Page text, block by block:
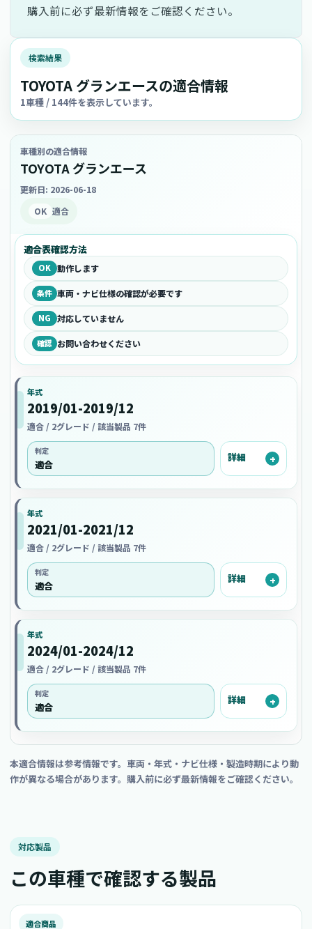
購入前に必ず最新情報をご確認ください。
検索結果
TOYOTA グランエースの適合情報
1車種 / 144件を表示しています。
車種別の適合情報
TOYOTA グランエース
更新日: 2026-06-18
OK 適合
適合表確認方法
OK 動作します
条件 車両・ナビ仕様の確認が必要です
NG 対応していません
確認 お問い合わせください
年式
2019/01-2019/12
適合 / 2グレード / 該当製品 7件
判定
適合
詳細
年式
2021/01-2021/12
適合 / 2グレード / 該当製品 7件
判定
適合
詳細
年式
2024/01-2024/12
適合 / 2グレード / 該当製品 7件
判定
適合
詳細
本適合情報は参考情報です。車両・年式・ナビ仕様・製造時期により動
作が異なる場合があります。購入前に必ず最新情報をご確認ください。
対応製品
この車種で確認する製品
適合商品